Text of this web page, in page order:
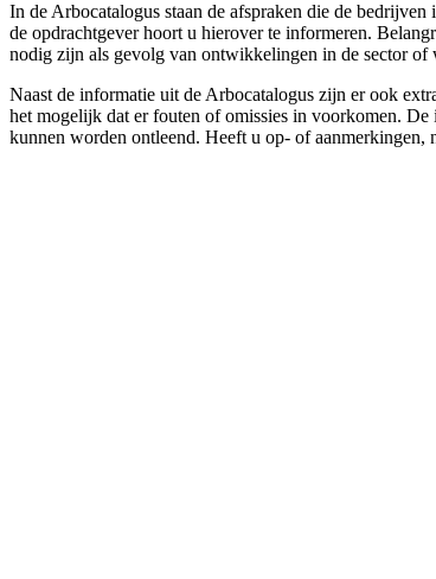
In de Arbocatalogus staan de afspraken die de
de opdrachtgever hoort u hierover te informeren.
nodig zijn als gevolg van ontwikkelingen in de sector
Naast de informatie uit de Arbocatalogus zijn er ook
het mogelijk dat er fouten of omissies in voorkomen.
kunnen worden ontleend. Heeft u op- of aanmerkingen,